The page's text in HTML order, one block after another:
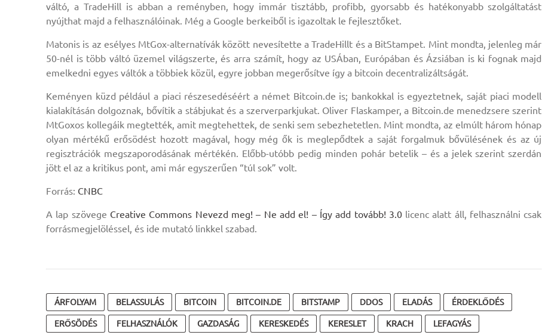
váltó, a TradeHill is abban a reményben, hogy immár tisztább, profibb, gyorsabb és hatékonyabb szolgáltatást
nyújthat majd a felhasználóinak. Még a Google berkeiből is igazoltak le fejlesztőket.
Matonis is az esélyes MtGox-alternatívák között nevesítette a TradeHillt és a BitStampet. Mint mondta, jelenleg már
50-nél is több váltó üzemel világszerte, és arra számít, hogy az USÁban, Európában és Ázsiában is ki fognak majd
emelkedni egyes váltók a többiek közül, egyre jobban megerősítve így a bitcoin decentralizáltságát.
Keményen küzd például a piaci részesedéséért a német Bitcoin.de is; bankokkal is egyeztetnek, saját piaci modell
kialakításán dolgoznak, bővítik a stábjukat és a szerverparkjukat. Oliver Flaskamper, a Bitcoin.de menedzsere szerint
MtGoxos kollegáik megtették, amit megtehettek, de senki sem sebezhetetlen. Mint mondta, az elmúlt három hónap
olyan mértékű erősödést hozott magával, hogy még ők is meglepődtek a saját forgalmuk bővülésének és az új
regisztrációk megszaporodásának mértékén. Előbb-utóbb pedig minden pohár betelik – és a jelek szerint szerdán
jött el az a kritikus pont, ami már egyszerűen “túl sok” volt.
Forrás: CNBC
A lap szövege Creative Commons Nevezd meg! – Ne add el! – Így add tovább! 3.0licenc alatt áll, felhasználni csak
forrásmegjelöléssel, és ide mutató linkkel szabad.
ÁRFOLYAM BELASSULÁS BITCOIN BITCOIN.DE BITSTAMP DDOS ELADÁS ÉRDEKLŐDÉS
ERŐSÖDÉS FELHASZNÁLÓK GAZDASÁG KERESKEDÉS KERESLET KRACH LEFAGYÁS